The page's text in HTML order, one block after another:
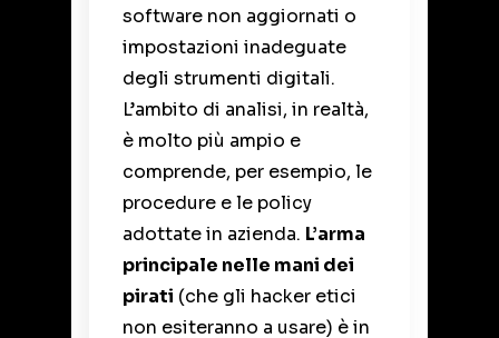
software non aggiornati o
impostazioni inadeguate
degli strumenti digitali.
L’ambito di analisi, in realtà,
è molto più ampio e
comprende, per esempio, le
procedure e le policy
adottate in azienda. L’arma
principale nelle mani dei
pirati (che gli hacker etici
non esiteranno a usare) è in